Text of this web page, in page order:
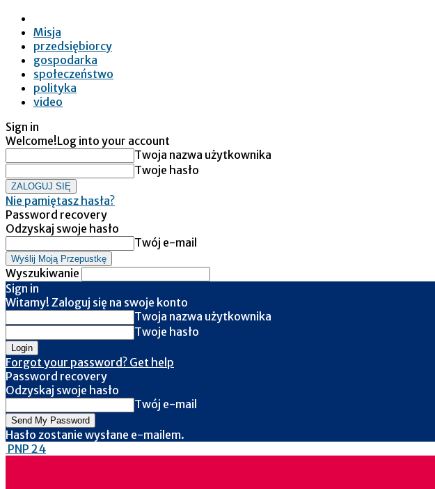
Misja
przedsiębiorcy
gospodarka
społeczeństwo
polityka
video
Sign in
Welcome!Log into your account
Twoja nazwa użytkownika
Twoje hasło
Nie pamiętasz hasła?
Password recovery
Odzyskaj swoje hasło
Twój e-mail
Wyszukiwanie
Sign in
Witamy! Zaloguj się na swoje konto
Twoja nazwa użytkownika
Twoje hasło
Forgot your password? Get help
Password recovery
Odzyskaj swoje hasło
Twój e-mail
Hasło zostanie wysłane e-mailem.
PNP 24